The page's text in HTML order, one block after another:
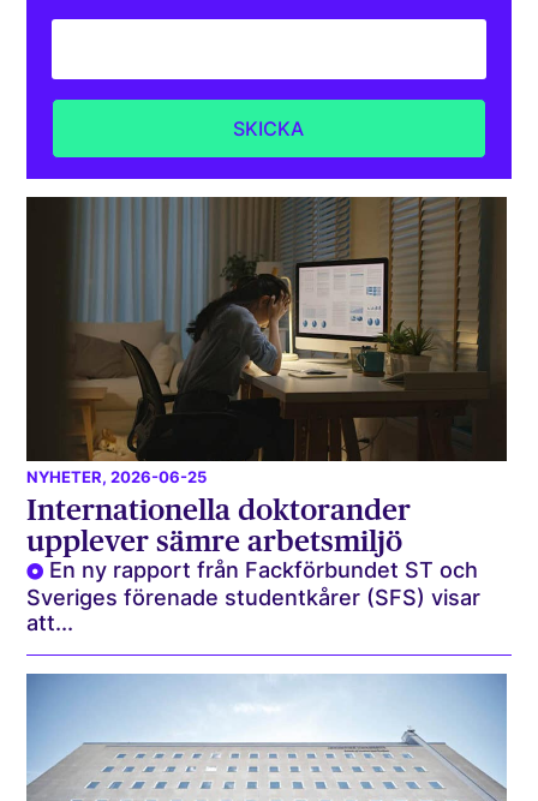
NYHETER, 2026-06-25
Internationella doktorander
upplever sämre arbetsmiljö
En ny rapport från Fackförbundet ST och
Sveriges förenade studentkårer (SFS) visar
att...